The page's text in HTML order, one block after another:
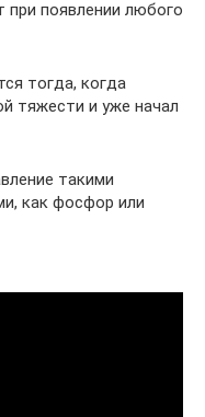
при появлении любого
тогда, когда
тяжести и уже начал
такими
как фосфор или